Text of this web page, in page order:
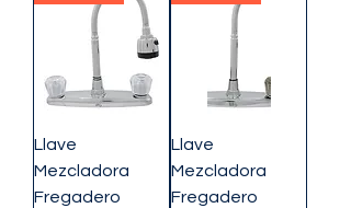
Llave
Mezcladora
Fregadero
Llave
Mezcladora
Fregadero